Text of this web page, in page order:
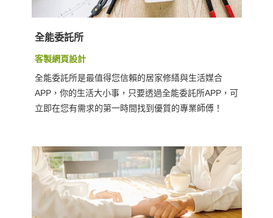
全能委託所
客製網頁設計
全能委託所是最值得您信賴的居家修繕與生活媒合
APP，你的生活大小事，只要透過全能委託所APP，可
立即在您有需求的第一時間找到優質的專業師傅！